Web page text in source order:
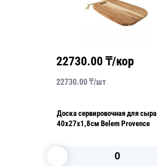
22730.00 ₸/кор
22730.00₸/шт
Доска сервировочная для сыра
40х27х1,8см Belem Provence